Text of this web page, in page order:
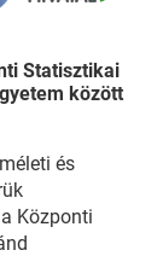
Statisztikai
között
és
Központi